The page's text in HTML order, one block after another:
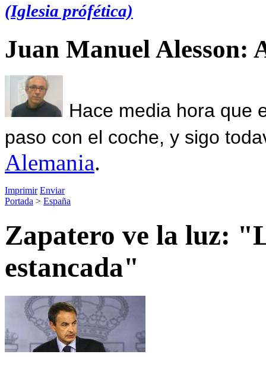
(Iglesia prófética)
Juan Manuel Alesson:
Hace media hora que
paso con el coche, y sigo
Alemania.
Imprimir Enviar
Portada > España
Zapatero ve la luz:
estancada"